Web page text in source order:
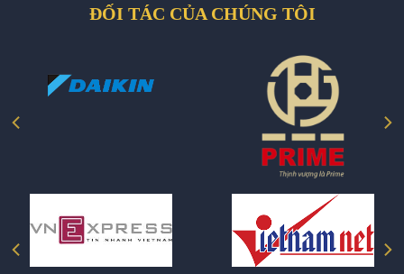
ĐỐI TÁC CỦA CHÚNG TÔI